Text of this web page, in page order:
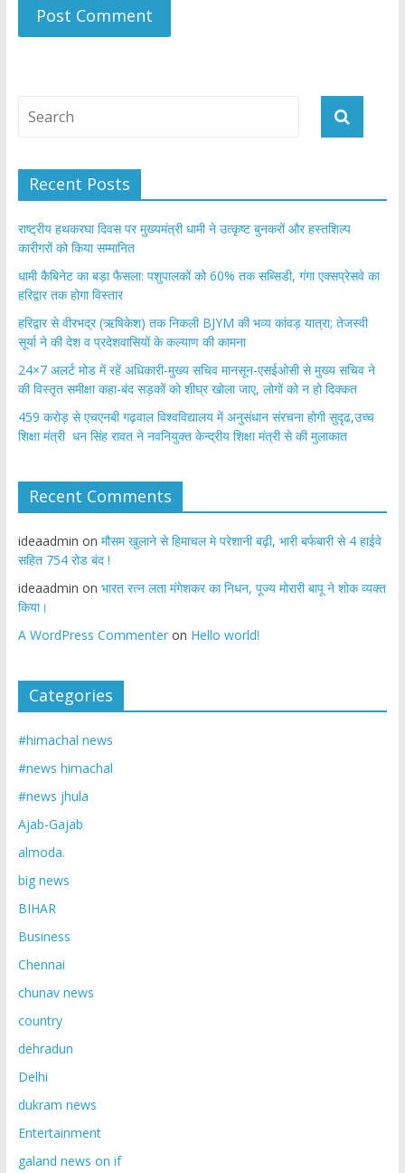
Recent Posts
राष्ट्रीय हथकरघा दिवस पर मुख्यमंत्री धामी ने उत्कृष्ट बुनकरों और हस्तशिल्प
कारीगरों को किया सम्मानित
​धामी कैबिनेट का बड़ा फैसला: पशुपालकों को 60% तक सब्सिडी, गंगा एक्सप्रेसवे का
हरिद्वार तक होगा विस्तार
​हरिद्वार से वीरभद्र (ऋषिकेश) तक निकली BJYM की भव्य कांवड़ यात्रा; तेजस्वी
सूर्या ने की देश व प्रदेशवासियों के कल्याण की कामना
24×7 अलर्ट मोड में रहें अधिकारी-मुख्य सचिव मानसून-एसईओसी से मुख्य सचिव ने
की विस्तृत समीक्षा कहा-बंद सड़कों को शीघ्र खोला जाए, लोगों को न हो दिक्कत
459 करोड़ से एचएनबी गढ़वाल विश्वविद्यालय में अनुसंधान संरचना होगी सुदृढ,उच्च
शिक्षा मंत्री धन सिंह रावत ने नवनियुक्त केन्द्रीय शिक्षा मंत्री से की मुलाकात
Recent Comments
ideaadmin on मौसम खुलाने से हिमाचल मे परेशानी बढ़ी, भारी बर्फबारी से 4 हाईवे
सहित 754 रोड बंद !
ideaadmin on भारत रत्न लता मंगेशकर का निधन, पूज्य मोरारी बापू ने शोक व्यक्त
किया।
A WordPress Commenteron Hello world!
Categories
#himachal news
#news himachal
#news jhula
Ajab-Gajab
almoda.
big news
BIHAR
Business
Chennai
chunav news
country
dehradun
Delhi
dukram news
Entertainment
galand news on if